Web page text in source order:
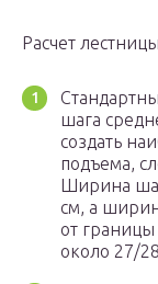
Расчет
шага
создать
подъема,
Ширина
см, а
от
около 27/